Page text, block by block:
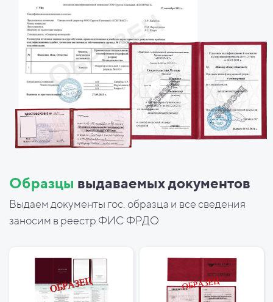
Образцы выдаваемых документов
Выдаем документы гос. образца и все сведения
заносим в реестр ФИС ФРДО